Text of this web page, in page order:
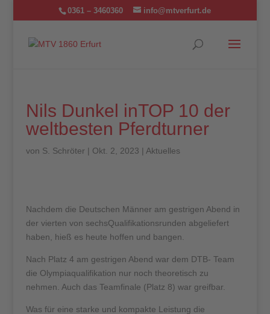
0361 – 3460360 info@mtverfurt.de
Nils Dunkel inTOP 10 der
weltbesten Pferdturner
von S. Schröter | Okt. 2, 2023 | Aktuelles
Nachdem die Deutschen Männer am gestrigen Abend in
der vierten von sechsQualifikationsrunden abgeliefert
haben, hieß es heute hoffen und bangen.
Nach Platz 4 am gestrigen Abend war dem DTB- Team
die Olympiaqualifikation nur noch theoretisch zu
nehmen. Auch das Teamfinale (Platz 8) war greifbar.
Was für eine starke und kompakte Leistung die